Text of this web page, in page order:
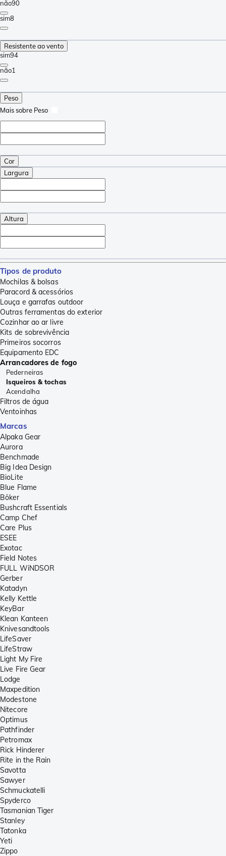
não90
sim8
Resistente ao vento
sim94
não1
Peso
Mais sobre Peso
Cor
Largura
Altura
Tipos de produto
Mochilas & bolsas
Paracord & acessórios
Louça e garrafas outdoor
Outras ferramentas do exterior
Cozinhar ao ar livre
Kits de sobrevivência
Primeiros socorros
Equipamento EDC
Arrancadores de fogo
Pederneiras
Isqueiros & tochas
Acendalha
Filtros de água
Ventoinhas
Marcas
Alpaka Gear
Aurora
Benchmade
Big Idea Design
BioLite
Blue Flame
Böker
Bushcraft Essentials
Camp Chef
Care Plus
ESEE
Exotac
Field Notes
FULL WiNDSOR
Gerber
Katadyn
Kelly Kettle
KeyBar
Klean Kanteen
Knivesandtools
LifeSaver
LifeStraw
Light My Fire
Live Fire Gear
Lodge
Maxpedition
Modestone
Nitecore
Optimus
Pathfinder
Petromax
Rick Hinderer
Rite in the Rain
Savotta
Sawyer
Schmuckatelli
Spyderco
Tasmanian Tiger
Stanley
Tatonka
Yeti
Zippo